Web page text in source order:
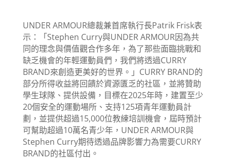
UNDER ARMOUR總裁兼首席執行長Patrik Frisk表
示：「Stephen Curry與UNDER ARMOUR因為共
同的理念與價值觀合作多年，為了那些面臨挑戰和
缺乏機會的年輕運動員們，我們將透過CURRY
BRAND來創造更美好的世界。」CURRY BRAND的
部分所得收益將回饋於資源匱乏的社區，並將贊助
學生球隊、提供設備，目標在2025年時，建置至少
20個安全的運動場所、支持125項青年運動員計
劃，並提供超過15,000位教練培訓機會，屆時預計
可幫助超過10萬名青少年，UNDER ARMOUR與
Stephen Curry期待透過品牌影響力為需要CURRY
BRAND的社區付出。